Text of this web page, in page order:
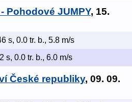
Pohodové JUMPY, 15.
s, 0.0 tr. b., 5.8 m/s
s, 0.0 tr. b., 6.0 m/s
České republiky, 09. 09.